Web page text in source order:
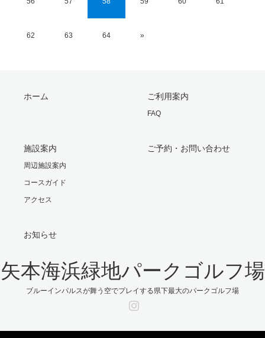
62 63 64 »
ホーム ご利用案内
FAQ
施設案内
周辺施設案内
コースガイド
アクセス
ご予約・お問い合わせ
お知らせ
矢本海浜緑地パークゴルフ場
ブルーインパルスが舞う空でプレイする県下最大のパークゴルフ場